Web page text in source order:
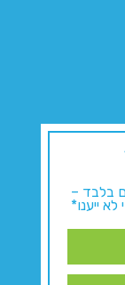
בלבד –
ייענו*